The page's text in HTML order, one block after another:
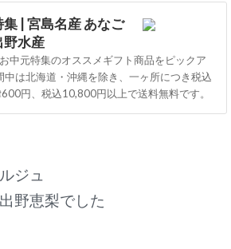
| 宮島名産 あなご
野水産
中元特集のオススメギフト商品をピックア
中は北海道・沖縄を除き、一ヶ所につき税込
円、税込10,800円以上で送料無料です。
ジュ
野恵梨でした